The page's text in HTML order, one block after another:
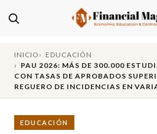
INICIO
EDUCACIÓN
PAU 2026: MÁS DE 300.000
CON TASAS DE APROBADOS
REGUERO DE INCIDENCIAS EN
EDUCACIÓN